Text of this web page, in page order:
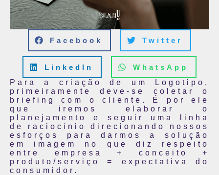
Facebook Twitter
LinkedIn
WhatsApp
Para a criação de um Logotipo,
primeiramente deve-se coletar o
briefing com o cliente. É por ele
que iremos elaborar o
planejamento e seguir uma linha
de raciocínio direcionando nossos
esforços para darmos a solução
em imagem no que diz respeito
entre empresa + conceito +
produto/serviço = expectativa do
consumidor.